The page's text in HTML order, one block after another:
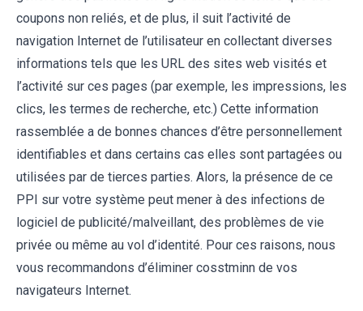
coupons non reliés, et de plus, il suit l’activité de
navigation Internet de l’utilisateur en collectant diverses
informations tels que les URL des sites web visités et
l’activité sur ces pages (par exemple, les impressions, les
clics, les termes de recherche, etc.) Cette information
rassemblée a de bonnes chances d’être personnellement
identifiables et dans certains cas elles sont partagées ou
utilisées par de tierces parties. Alors, la présence de ce
PPI sur votre système peut mener à des infections de
logiciel de publicité/malveillant, des problèmes de vie
privée ou même au vol d’identité. Pour ces raisons, nous
vous recommandons d’éliminer cosstminn de vos
navigateurs Internet.